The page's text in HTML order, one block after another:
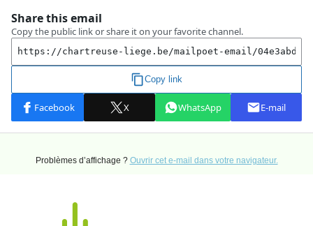
Problèmes d’affichage ? Ouvrir cet e-mail dans votre navigateur.